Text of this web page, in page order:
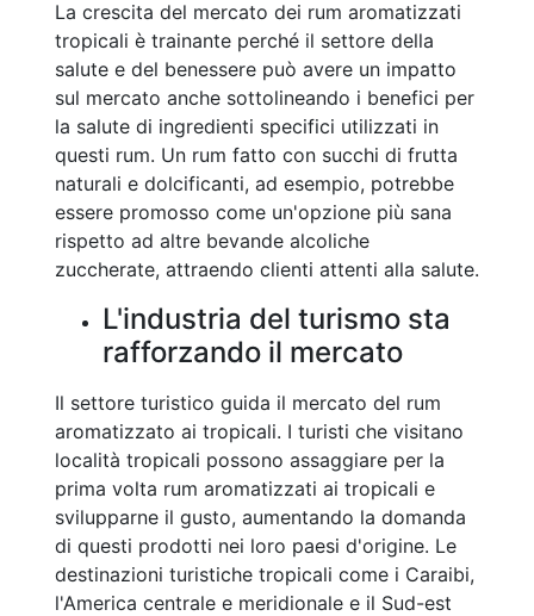
La crescita del mercato dei rum aromatizzati
tropicali è trainante perché il settore della
salute e del benessere può avere un impatto
sul mercato anche sottolineando i benefici per
la salute di ingredienti specifici utilizzati in
questi rum. Un rum fatto con succhi di frutta
naturali e dolcificanti, ad esempio, potrebbe
essere promosso come un'opzione più sana
rispetto ad altre bevande alcoliche
zuccherate, attraendo clienti attenti alla salute.
L'industria del turismo sta
rafforzando il mercato
Il settore turistico guida il mercato del rum
aromatizzato ai tropicali. I turisti che visitano
località tropicali possono assaggiare per la
prima volta rum aromatizzati ai tropicali e
svilupparne il gusto, aumentando la domanda
di questi prodotti nei loro paesi d'origine. Le
destinazioni turistiche tropicali come i Caraibi,
l'America centrale e meridionale e il Sud-est